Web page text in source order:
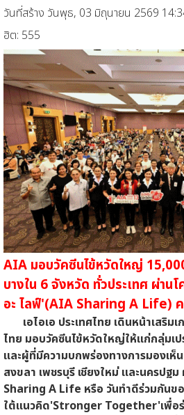
วันที่สร้าง วันพุธ, 03 มิถุนายน 2569
ฮิต: 555
AIA มอบวัคซีนไข้หวัดใหญ่
บางใน 6 จังหวัด ทั่วประเทศ ผ่าน
อะ ไลฟ์'(AIA Sharing A Life)
เอไอเอ ประเทศไทย เดินหน้าเสริม
ไทย มอบวัคซีนไข้หวัดใหญ่ให้แก่กลุ่มเป
และผู้ที่มีความบกพร่องทางการมองเห็
สงขลา เพชรบุรี เชียงใหม่ และนครปฐ
Sharing A Life หรือ วันทำดีร่วมกันขอ
ใต้แนวคิด'Stronger Together'เพื่อร่